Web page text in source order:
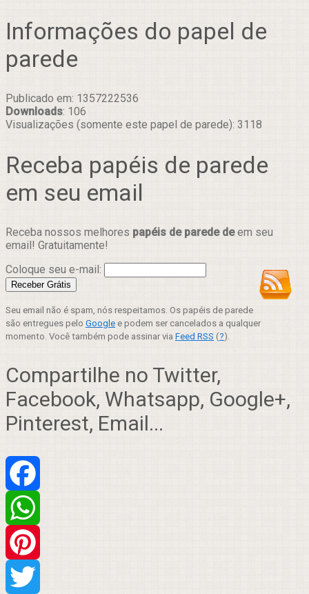
Informações do papel de
parede
Publicado em: 1357222536
Downloads: 106
Visualizações (somente este papel de parede): 3118
Receba papéis de parede
em seu email
Receba nossos melhores papéis de parede deem seu
email! Gratuitamente!
Coloque seu e-mail:
Seu email não é spam, nós respeitamos. Os papéis de parede
são entregues pelo Google e podem ser cancelados a qualquer
momento. Você também pode assinar via Feed RSS (?).
Compartilhe no Twitter,
Facebook, Whatsapp, Google+,
Pinterest, Email...
Facebook
WhatsApp
Pinterest